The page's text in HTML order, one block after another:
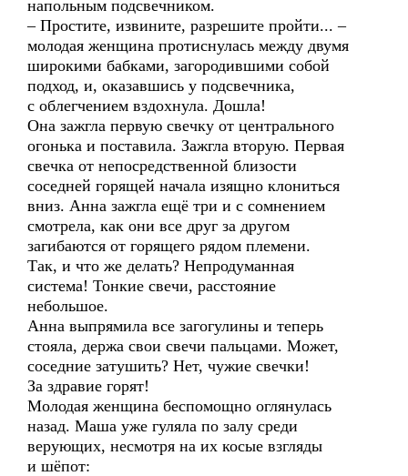
напольным подсвечником.
– Простите, извините, разрешите пройти... –
молодая женщина протиснулась между двумя
широкими бабками, загородившими собой
подход, и, оказавшись у подсвечника,
с облегчением вздохнула. Дошла!
Она зажгла первую свечку от центрального
огонька и поставила. Зажгла вторую. Первая
свечка от непосредственной близости
соседней горящей начала изящно клониться
вниз. Анна зажгла ещё три и с сомнением
смотрела, как они все друг за другом
загибаются от горящего рядом племени.
Так, и что же делать? Непродуманная
система! Тонкие свечи, расстояние
небольшое.
Анна выпрямила все загогулины и теперь
стояла, держа свои свечи пальцами. Может,
соседние затушить? Нет, чужие свечки!
За здравие горят!
Молодая женщина беспомощно оглянулась
назад. Маша уже гуляла по залу среди
верующих, несмотря на их косые взгляды
и шёпот: